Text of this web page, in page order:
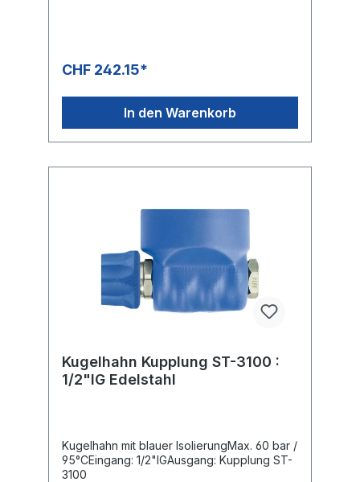
CHF 242.15*
In den Warenkorb
Kugelhahn Kupplung ST-3100 :
1/2"IG Edelstahl
Kugelhahn mit blauer IsolierungMax. 60 bar /
95°CEingang: 1/2"IGAusgang: Kupplung ST-
3100